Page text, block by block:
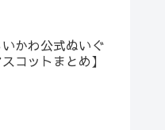
いかわ公式ぬいぐ
コットまとめ】